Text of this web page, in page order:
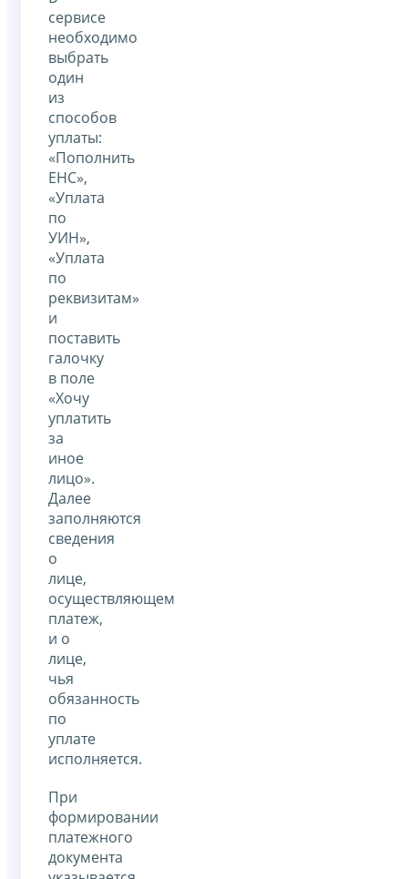
сервисе
необходимо
выбрать
один
из
способов
уплаты:
«Пополнить
ЕНС»,
«Уплата
по
УИН»,
«Уплата
по
реквизитам»
и
поставить
галочку
в поле
«Хочу
уплатить
за
иное
лицо».
Далее
заполняются
сведения
о
лице,
осуществляющем
платеж,
и о
лице,
чья
обязанность
по
уплате
исполняется.
При
формировании
платежного
документа